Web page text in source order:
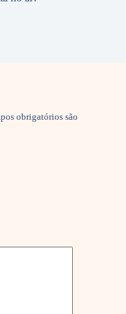
obrigatórios são